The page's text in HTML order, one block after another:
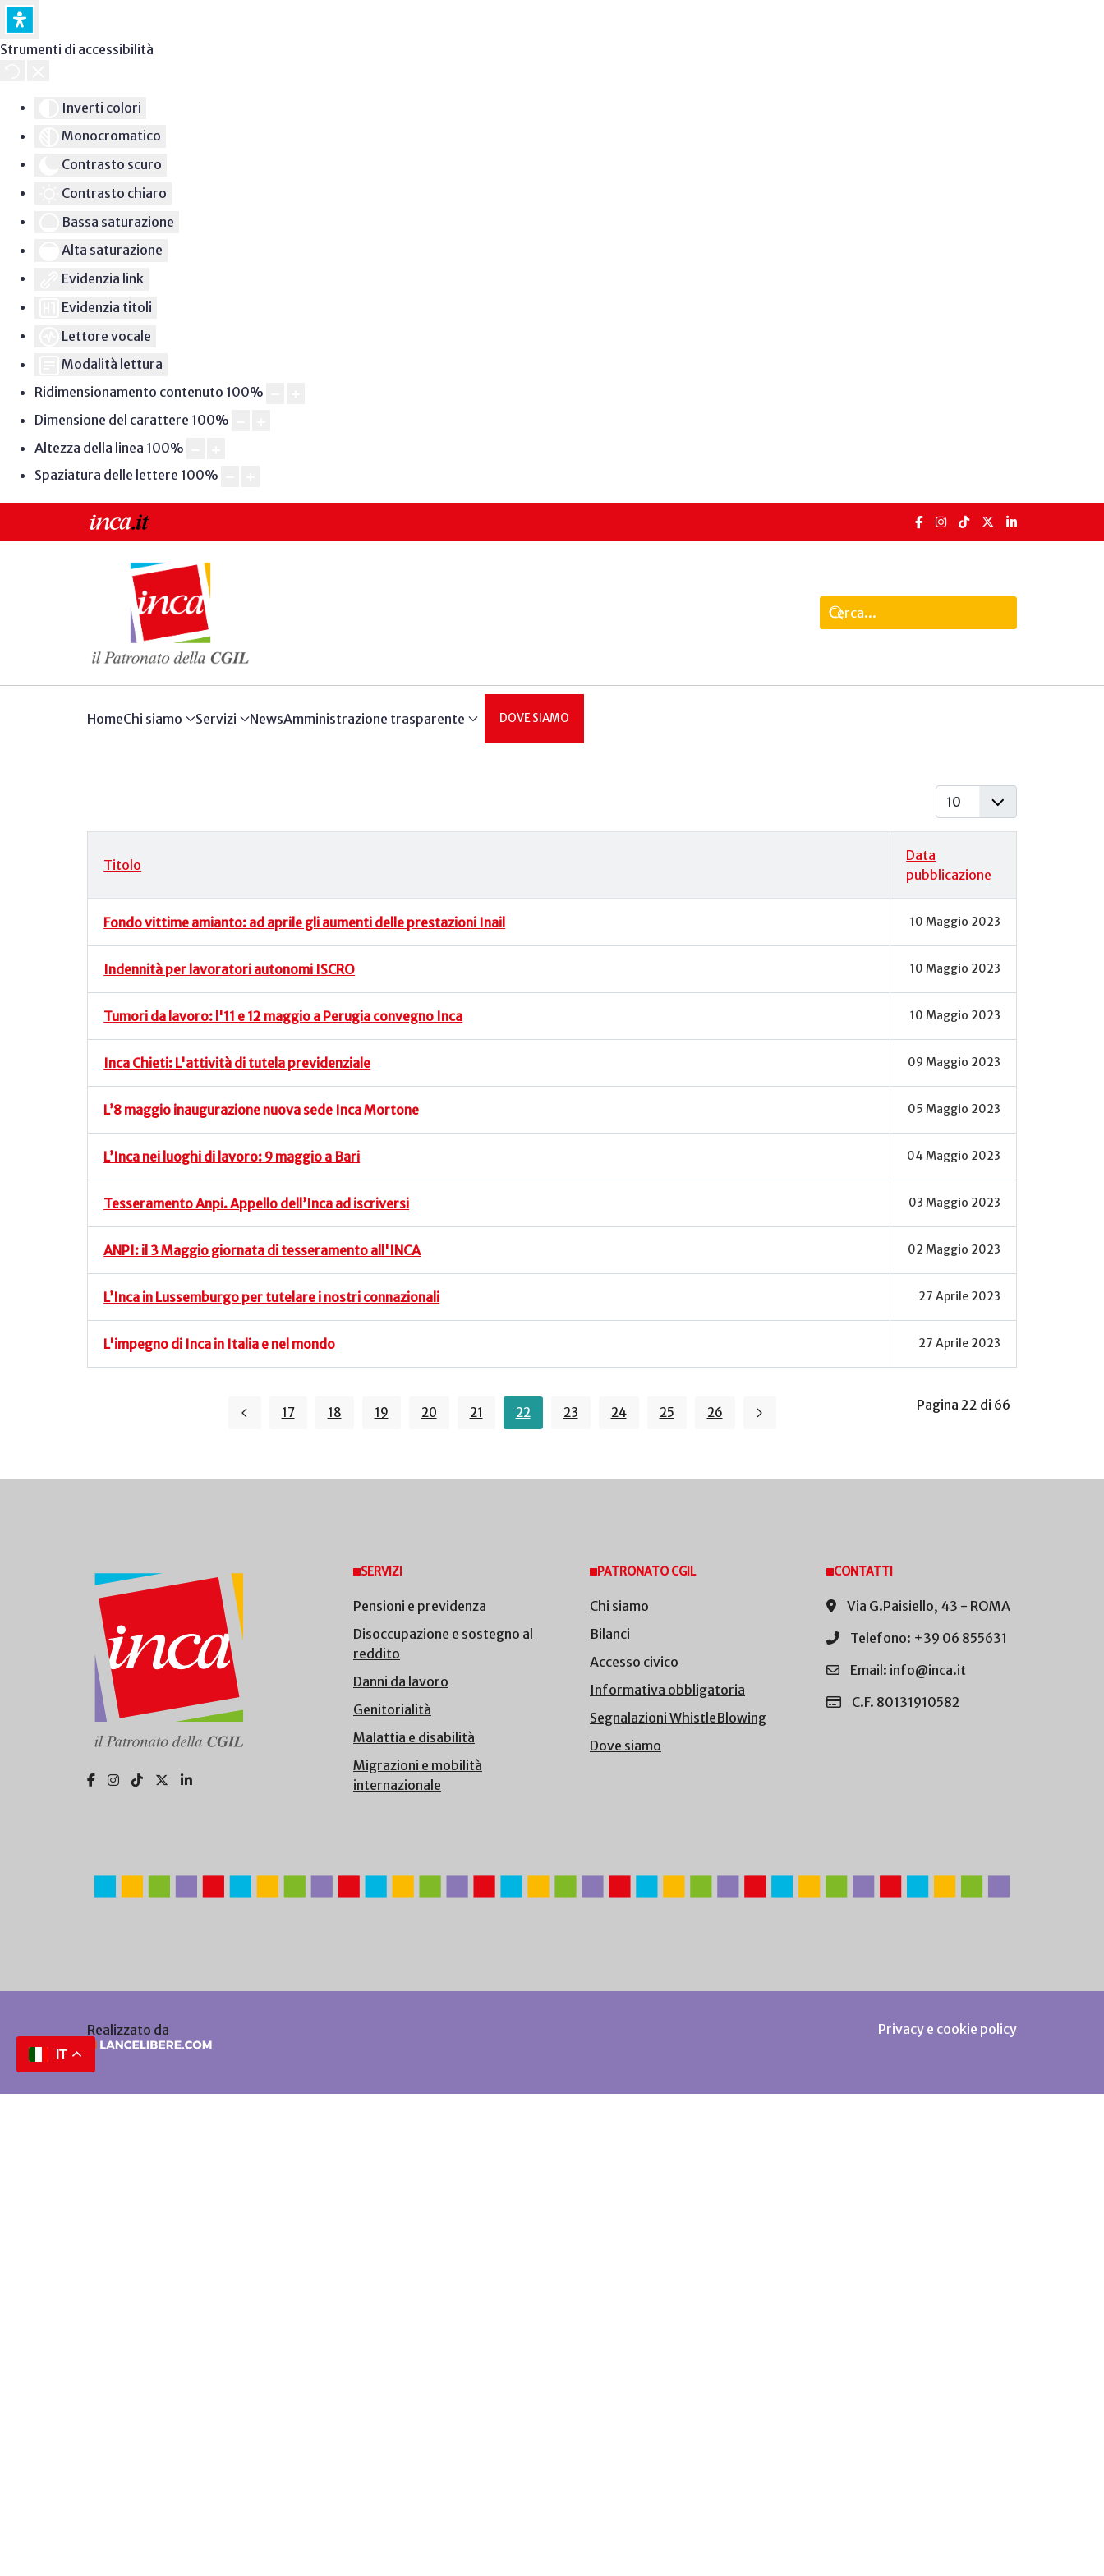
Strumenti di accessibilità
Inverti colori
Monocromatico
Contrasto scuro
Contrasto chiaro
Bassa saturazione
Alta saturazione
Evidenzia link
Evidenzia titoli
Lettore vocale
Modalità lettura
Ridimensionamento contenuto 100%
Dimensione del carattere 100%
Altezza della linea 100%
Spaziatura delle lettere 100%
HomeChi siamo Servizi NewsAmministrazione trasparente DOVE SIAMO
Visualizza #
Titolo
Data
pubblicazione
Fondo vittime amianto: ad aprile gli aumenti delle prestazioni Inail 10 Maggio 2023
Indennità per lavoratori autonomi ISCRO 10 Maggio 2023
Tumori da lavoro: l'11 e 12 maggio a Perugia convegno Inca 10 Maggio 2023
Inca Chieti: L'attività di tutela previdenziale 09 Maggio 2023
L’8 maggio inaugurazione nuova sede Inca Mortone 05 Maggio 2023
L’Inca nei luoghi di lavoro: 9 maggio a Bari 04 Maggio 2023
Tesseramento Anpi. Appello dell’Inca ad iscriversi 03 Maggio 2023
ANPI: il 3 Maggio giornata di tesseramento all'INCA 02 Maggio 2023
L’Inca in Lussemburgo per tutelare i nostri connazionali 27 Aprile 2023
L'impegno di Inca in Italia e nel mondo 27 Aprile 2023
Pagina 22 di 66
17 18 19 20 21 22 23 24 25 26
SERVIZI
Pensioni e previdenza
Disoccupazione e sostegno al
reddito
Danni da lavoro
Genitorialità
Malattia e disabilità
Migrazioni e mobilità
internazionale
PATRONATO CGIL
Chi siamo
Bilanci
Accesso civico
Informativa obbligatoria
Segnalazioni WhistleBlowing
Dove siamo
CONTATTI
Via G.Paisiello, 43 - ROMA
Telefono: +39 06 855631
Email: info@inca.it
C.F. 80131910582
Realizzato da Privacy e cookie policy
IT